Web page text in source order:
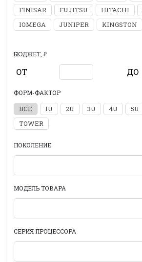
FINISAR
FUJITSU HITACHI
IOMEGA
JUNIPER KINGSTON
БЮДЖЕТ, ₽
ОТ ДО
ФОРМ-ФАКТОР
ВСЕ 1U 2U 3U 4U 5U
TOWER
ПОКОЛЕНИЕ
МОДЕЛЬ ТОВАРА
СЕРИЯ ПРОЦЕССОРА